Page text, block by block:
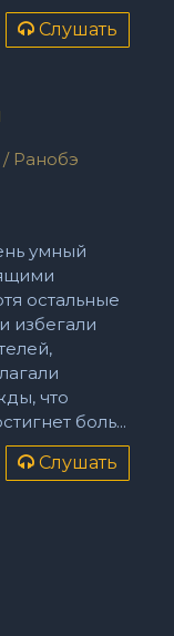
Слушать
/ Ранобэ
умный
остальные
избегали
что
боль...
Слушать